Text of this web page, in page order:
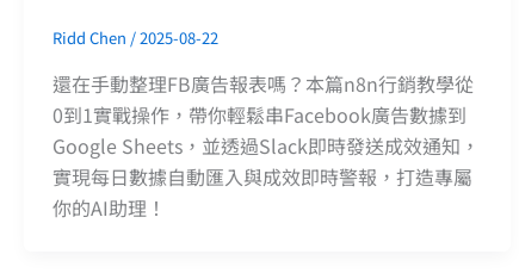
Ridd Chen /2025-08-22
還在手動整理FB廣告報表嗎？本篇n8n行銷教學從
0到1實戰操作，帶你輕鬆串Facebook廣告數據到
Google Sheets，並透過Slack即時發送成效通知，
實現每日數據自動匯入與成效即時警報，打造專屬
你的AI助理！